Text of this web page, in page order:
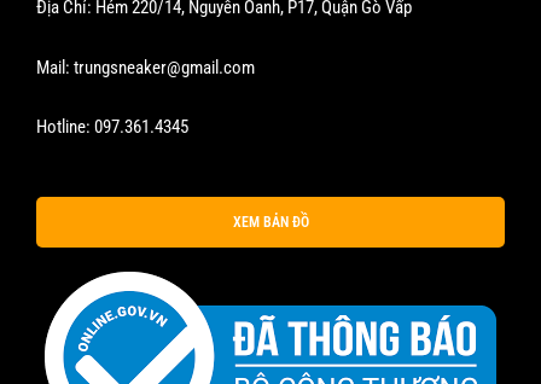
Địa Chỉ: Hẻm 220/14, Nguyễn Oanh, P17, Quận Gò Vấp
Mail: trungsneaker@gmail.com
Hotline: 097.361.4345
XEM BẢN ĐỒ